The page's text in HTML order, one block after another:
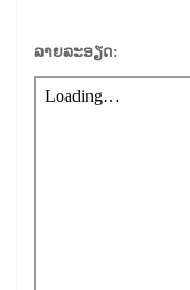
ລາຍລະອຽດ: